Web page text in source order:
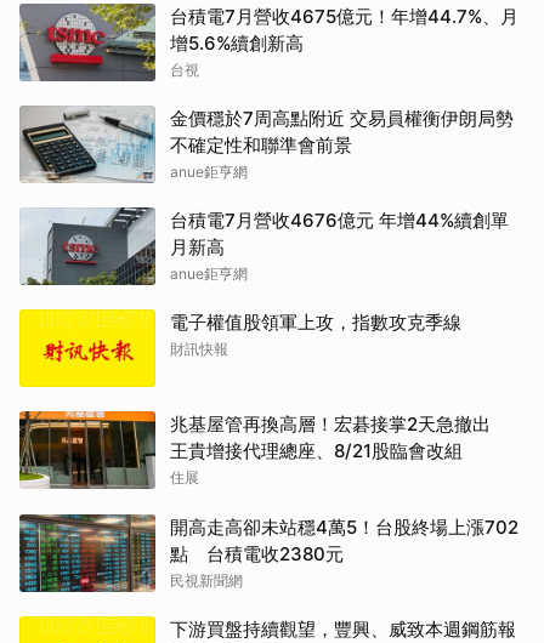
台積電7月營收4675億元！年增44.7%、月
增5.6%續創新高
台視
金價穩於7周高點附近 交易員權衡伊朗局勢
不確定性和聯準會前景
anue鉅亨網
台積電7月營收4676億元 年增44%續創單
月新高
anue鉅亨網
電子權值股領軍上攻，指數攻克季線
財訊快報
兆基屋管再換高層！宏碁接掌2天急撤出
王貴增接代理總座、8/21股臨會改組
住展
開高走高卻未站穩4萬5！台股終場上漲702
點 台積電收2380元
民視新聞網
下游買盤持續觀望，豐興、威致本週鋼筋報